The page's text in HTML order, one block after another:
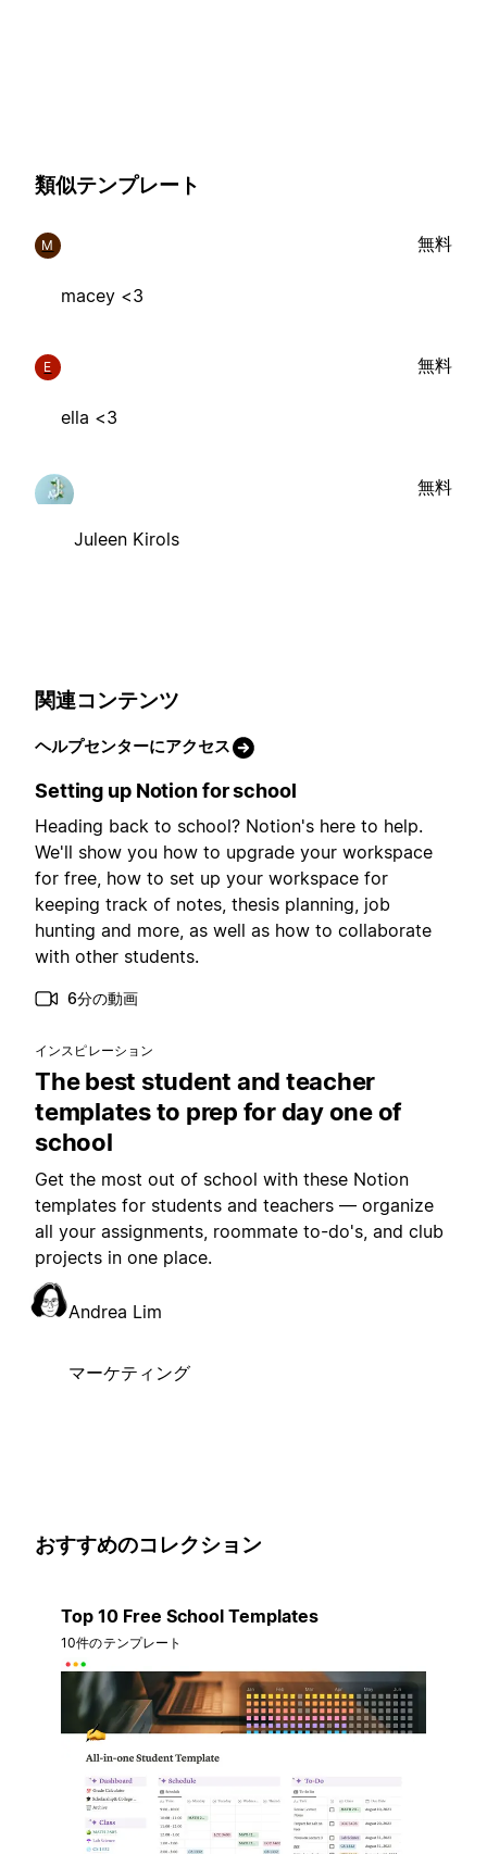
類似テンプレート
M
macey <3
無料
E
ella <3
無料
Juleen Kirols
無料
関連コンテンツ
ヘルプセンターにアクセス
Setting up Notion for school
Heading back to school? Notion's here to help.
We'll show you how to upgrade your workspace
for free, how to set up your workspace for
keeping track of notes, thesis planning, job
hunting and more, as well as how to collaborate
with other students.
6分の動画
インスピレーション
The best student and teacher
templates to prep for day one of
school
Get the most out of school with these Notion
templates for students and teachers — organize
all your assignments, roommate to-do's, and club
projects in one place.
Andrea Lim
マーケティング
おすすめのコレクション
Top 10 Free School Templates
10件のテンプレート